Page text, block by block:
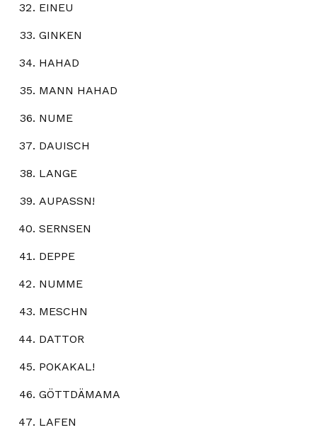
EINEU
GINKEN
HAHAD
MANN HAHAD
NUME
DAUISCH
LANGE
AUPASSN!
SERNSEN
DEPPE
NUMME
MESCHN
DATTOR
POKAKAL!
GÖTTDÄMAMA
LAFEN